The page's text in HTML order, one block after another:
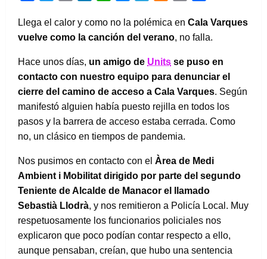
Llega el calor y como no la polémica en Cala Varques
vuelve como la canción del verano, no falla.
Hace unos días, un amigo de Units se puso en
contacto con nuestro equipo para denunciar el
cierre del camino de acceso a Cala Varques. Según
manifestó alguien había puesto rejilla en todos los
pasos y la barrera de acceso estaba cerrada. Como
no, un clásico en tiempos de pandemia.
Nos pusimos en contacto con el Àrea de Medi
Ambient i Mobilitat dirigido por parte del segundo
Teniente de Alcalde de Manacor el llamado
Sebastià Llodrà, y nos remitieron a Policía Local. Muy
respetuosamente los funcionarios policiales nos
explicaron que poco podían contar respecto a ello,
aunque pensaban, creían, que hubo una sentencia